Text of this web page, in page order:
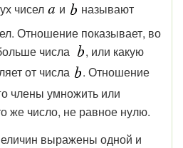
чисел и
называют
Отношение показывает, во
числа
, или какую
от числа
. Отношение
члены умножить или
же число, не равное нулю.
выражены одной и